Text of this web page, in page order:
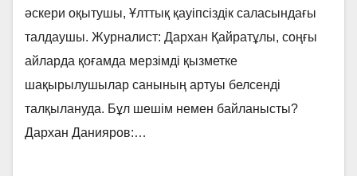
әскери оқытушы, Ұлттық қауіпсіздік саласындағы
талдаушы. Журналист: Дархан Қайратұлы, соңғы
айларда қоғамда мерзімді қызметке
шақырылушылар санының артуы белсенді
талқылануда. Бұл шешім немен байланысты?
Дархан Данияров:…